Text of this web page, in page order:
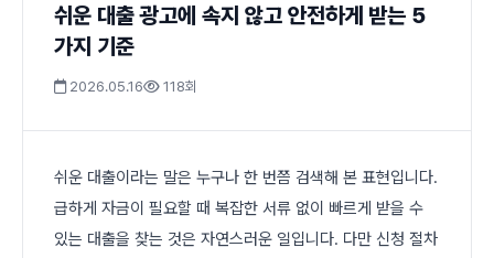
쉬운 대출 광고에 속지 않고 안전하게 받는 5
가지 기준
2026.05.16 118회
쉬운 대출이라는 말은 누구나 한 번쯤 검색해 본 표현입니다.
급하게 자금이 필요할 때 복잡한 서류 없이 빠르게 받을 수
있는 대출을 찾는 것은 자연스러운 일입니다. 다만 신청 절차